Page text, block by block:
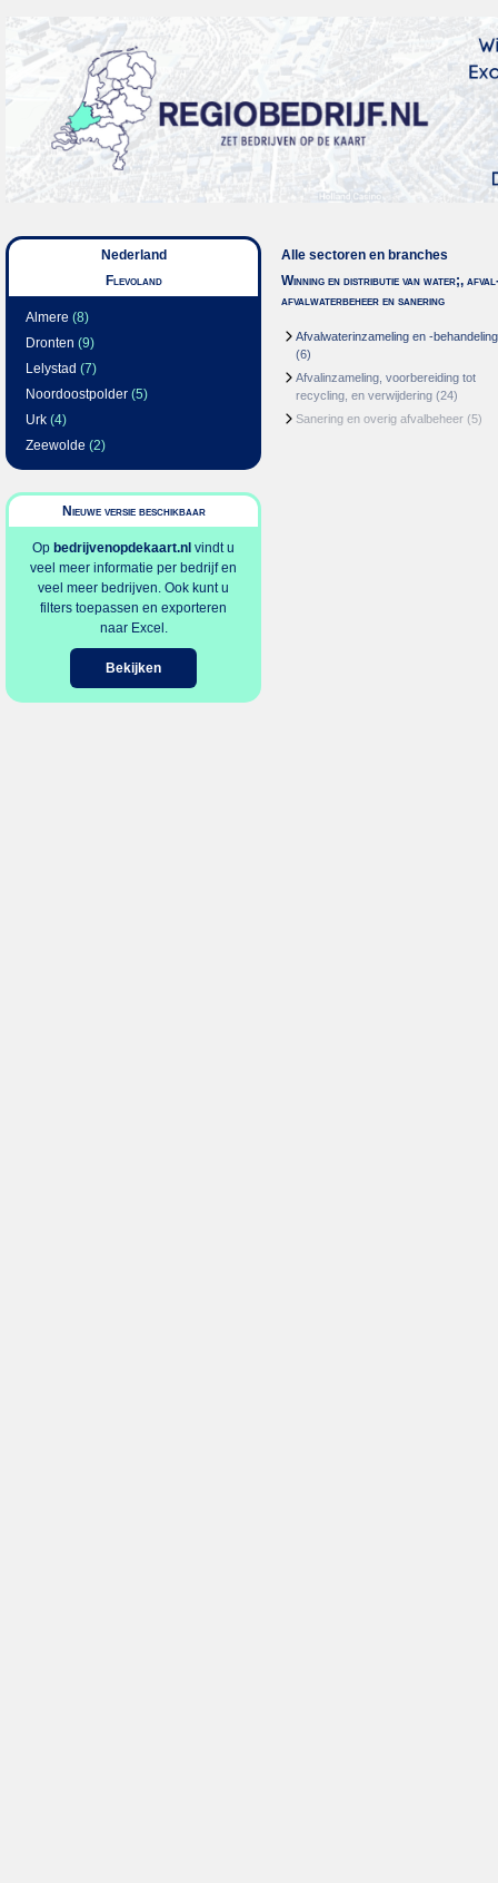
Nederland
Flevoland
Almere (8)
Dronten (9)
Lelystad (7)
Noordoostpolder (5)
Urk (4)
Zeewolde (2)
Nieuwe versie beschikbaar
Op bedrijvenopdekaart.nl vindt u
veel meer informatie per bedrijf en
veel meer bedrijven. Ook kunt u
filters toepassen en exporteren
naar Excel.
Bekijken
Alle sectoren en branches
Winning en distributie van water;,
afvalwaterbeheer en sanering
Afvalwaterinzameling en -behandeling
(6)
Afvalinzameling, voorbereiding tot
recycling, en verwijdering (24)
Sanering en overig afvalbeheer (5)